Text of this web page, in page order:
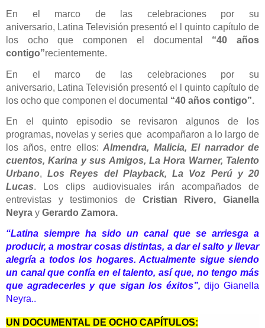
En el marco de las celebraciones por su
aniversario, Latina Televisión presentó el l quinto capítulo de
los ocho que componen el documental “40 años
contigo”recientemente.
En el marco de las celebraciones por su
aniversario, Latina Televisión presentó el l quinto capítulo de
los ocho que componen el documental “40 años contigo”.
En el quinto episodio se revisaron algunos de los
programas, novelas y series que acompañaron a lo largo de
los años, entre ellos: Almendra, Malicia, El narrador de
cuentos, Karina y sus Amigos, La Hora Warner, Talento
Urbano,Los Reyes del Playback, La Voz Perú y 20
Lucas. Los clips audiovisuales irán acompañados de
entrevistas y testimonios de Cristian Rivero, Gianella
Neyra y Gerardo Zamora.
“Latina siempre ha sido un canal que se arriesga a
producir, a mostrar cosas distintas, a dar el salto y llevar
alegría a todos los hogares. Actualmente sigue siendo
un canal que confía en el talento, así que, no tengo más
que agradecerles y que sigan los éxitos”,dijo Gianella
Neyra..
UN DOCUMENTAL DE OCHO CAPÍTULOS: